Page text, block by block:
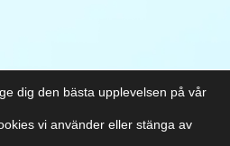
dig den bästa upplevelsen på vår
vi använder eller stänga av